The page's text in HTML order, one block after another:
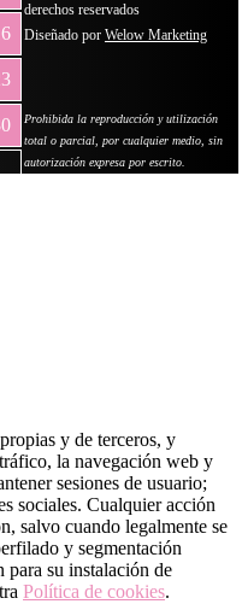
derechos reservados
Diseñado por Welow Marketing
Prohibida la reproducción y utilización
total o parcial, por cualquier medio, sin
autorización expresa por escrito.
y de terceros, y
la navegación web y
sesiones de usuario;
sociales. Cualquier acción
salvo cuando legalmente se
y segmentación
para su instalación de
Política de cookies.